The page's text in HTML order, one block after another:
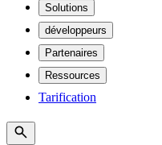
Solutions
développeurs
Partenaires
Ressources
Tarification